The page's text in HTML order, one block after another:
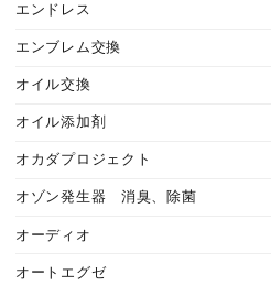
エンドレス
エンブレム交換
オイル交換
オイル添加剤
オカダプロジェクト
オゾン発生器 消臭、除菌
オーディオ
オートエグゼ